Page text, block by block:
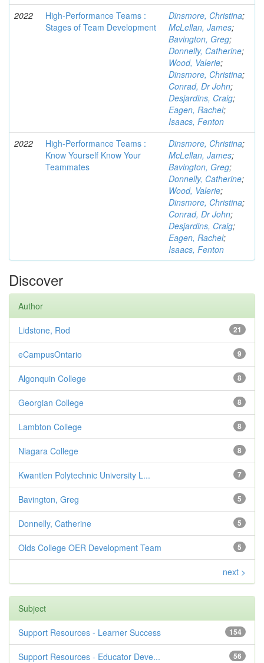
2022
High-Performance Teams :
Stages of Team Development
Dinsmore, Christina;
McLellan, James;
Bavington, Greg;
Donnelly, Catherine;
Wood, Valerie;
Dinsmore, Christina;
Conrad, Dr John;
Desjardins, Craig;
Eagen, Rachel;
Isaacs, Fenton
2022
High-Performance Teams :
Know Yourself Know Your
Teammates
Dinsmore, Christina;
McLellan, James;
Bavington, Greg;
Donnelly, Catherine;
Wood, Valerie;
Dinsmore, Christina;
Conrad, Dr John;
Desjardins, Craig;
Eagen, Rachel;
Isaacs, Fenton
Discover
Author
21
Lidstone, Rod
9
eCampusOntario
8
Algonquin College
8
Georgian College
8
Lambton College
8
Niagara College
7
Kwantlen Polytechnic University L...
5
Bavington, Greg
5
Donnelly, Catherine
5
Olds College OER Development Team
next >
Subject
154
Support Resources - Learner Success
56
Support Resources - Educator Deve...